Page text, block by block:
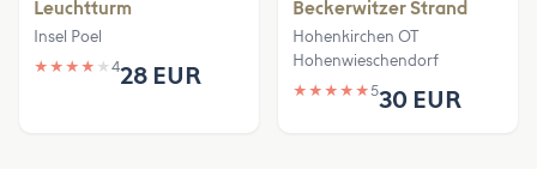
Leuchtturm
Insel Poel
★ ★ ★ ★ ★ 428 EUR
Beckerwitzer Strand
Hohenkirchen OT
Hohenwieschendorf
★ ★ ★ ★ ★530 EUR